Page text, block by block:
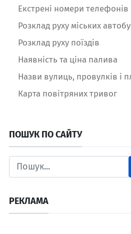
Екстрені номери телефонів
Розклад руху міських
Розклад руху поїздів
Наявність та ціна палива
Назви вулиць, провулків і
Карта повітряних тривог
ПОШУК ПО САЙТУ
РЕКЛАМА